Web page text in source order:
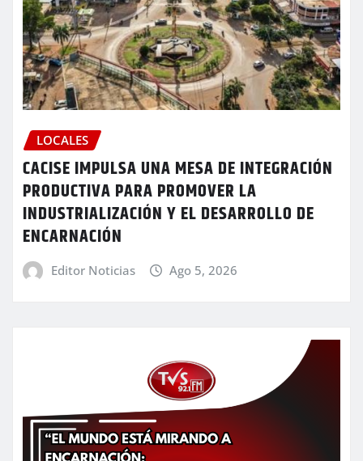
LOCALES
CACISE IMPULSA UNA MESA DE INTEGRACIÓN
PRODUCTIVA PARA PROMOVER LA
INDUSTRIALIZACIÓN Y EL DESARROLLO DE
ENCARNACIÓN
Editor Noticias Ago 5, 2026